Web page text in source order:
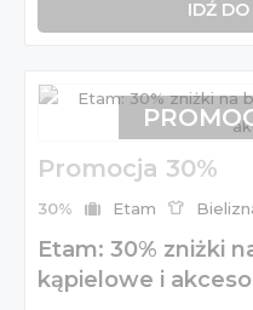
IDŹ
Promocja 30%
30% Etam
Etam: 30% zniżki
kąpielowe i